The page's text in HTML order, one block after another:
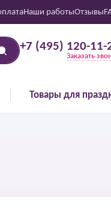
Наши работыОтзывы
+7 (495) 120-11-
Заказать
Товары для